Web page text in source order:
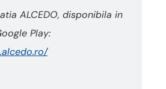
ALCEDO, disponibila in
Play: